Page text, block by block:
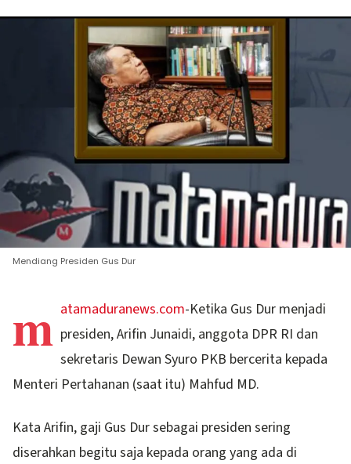
Mendiang Presiden Gus Dur
m atamaduranews.com-Ketika Gus Dur menjadi
presiden, Arifin Junaidi, anggota DPR RI dan
sekretaris Dewan Syuro PKB bercerita kepada
Menteri Pertahanan (saat itu) Mahfud MD.
Kata Arifin, gaji Gus Dur sebagai presiden sering
diserahkan begitu saja kepada orang yang ada di